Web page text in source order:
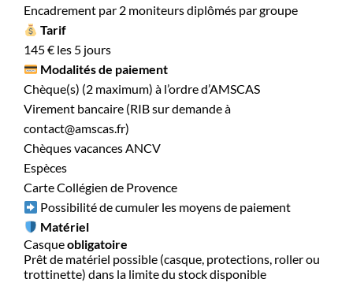
Encadrement par 2 moniteurs diplômés par groupe
Tarif
145 € les 5 jours
Modalités de paiement
Chèque(s) (2 maximum) à l’ordre d’AMSCAS
Virement bancaire (RIB sur demande à
contact@amscas.fr)
Chèques vacances ANCV
Espèces
Carte Collégien de Provence
Possibilité de cumuler les moyens de paiement
Matériel
Casqueobligatoire
Prêt de matériel possible (casque, protections, roller ou
trottinette) dans la limite du stock disponible